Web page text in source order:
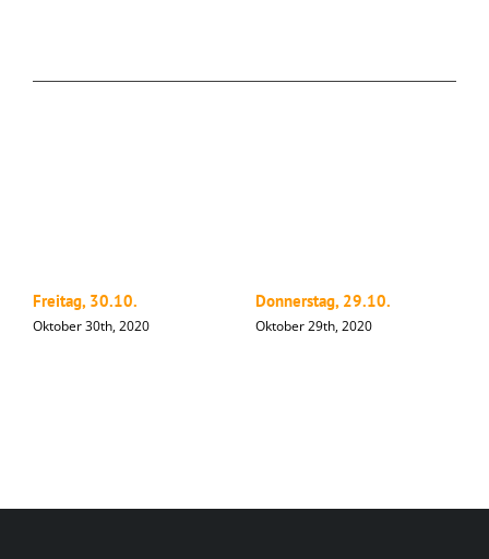
Freitag, 30.10.
Oktober 30th, 2020
Donnerstag, 29.10.
Oktober 29th, 2020